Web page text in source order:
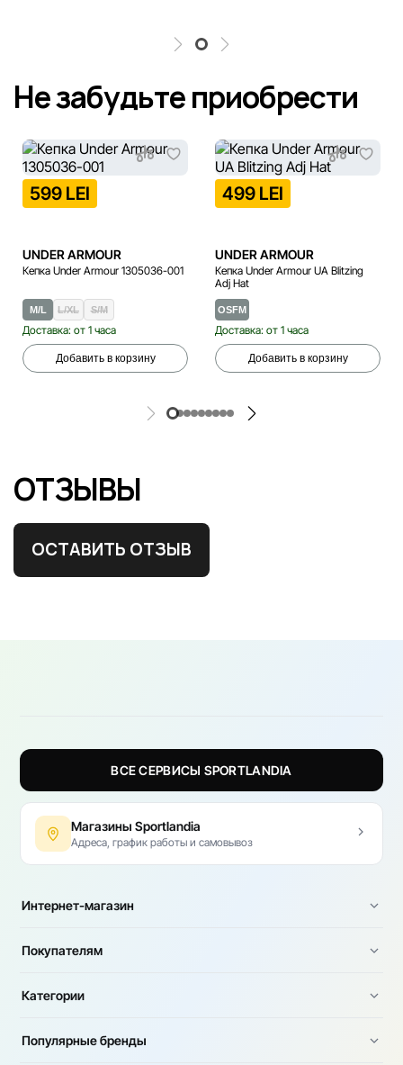
Не забудьте приобрести
599 LEI
UNDER ARMOUR
Кепка Under Armour 1305036-001
M/L L/XL S/M
Доставка: от 1 часа
Добавить в корзину
499 LEI
UNDER ARMOUR
Кепка Under Armour UA Blitzing
Adj Hat
OSFM
Доставка: от 1 часа
Добавить в корзину
ОТЗЫВЫ
ОСТАВИТЬ ОТЗЫВ
ВСЕ СЕРВИСЫ SPORTLANDIA
Магазины Sportlandia
Адреса, график работы и самовывоз
Интернет-магазин
Покупателям
Категории
Популярные бренды